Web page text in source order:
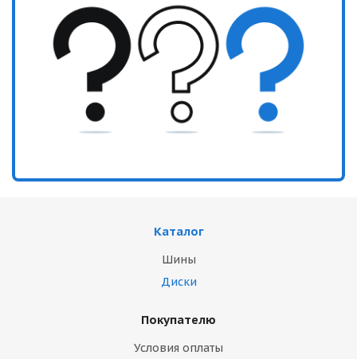
Каталог
Шины
Диски
Покупателю
Условия оплаты